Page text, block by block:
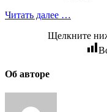
Читать далее …
Щелкните
Об авторе